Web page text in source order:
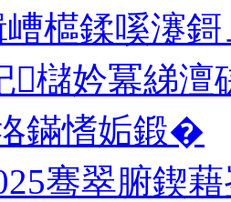
櫙鍒嗘瀽
櫧妗冪綈澶
鏋愭姤鍛�
骞翠腑鍥